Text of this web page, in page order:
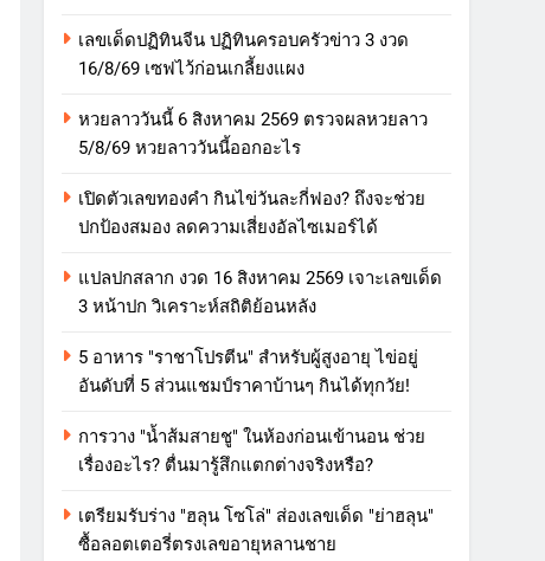
เลขเด็ดปฏิทินจีน ปฏิทินครอบครัวข่าว 3 งวด
16/8/69 เซฟไว้ก่อนเกลี้ยงแผง
หวยลาววันนี้ 6 สิงหาคม 2569 ตรวจผลหวยลาว
5/8/69 หวยลาววันนี้ออกอะไร
เปิดตัวเลขทองคำ กินไข่วันละกี่ฟอง? ถึงจะช่วย
ปกป้องสมอง ลดความเสี่ยงอัลไซเมอร์ได้
แปลปกสลาก งวด 16 สิงหาคม 2569 เจาะเลขเด็ด
3 หน้าปก วิเคราะห์สถิติย้อนหลัง
5 อาหาร "ราชาโปรตีน" สำหรับผู้สูงอายุ ไข่อยู่
อันดับที่ 5 ส่วนแชมป์ราคาบ้านๆ กินได้ทุกวัย!
การวาง "น้ำส้มสายชู" ในห้องก่อนเข้านอน ช่วย
เรื่องอะไร? ตื่นมารู้สึกแตกต่างจริงหรือ?
เตรียมรับร่าง "ฮลุน โซโล่" ส่องเลขเด็ด "ย่าฮลุน"
ซื้อลอตเตอรี่ตรงเลขอายุหลานชาย